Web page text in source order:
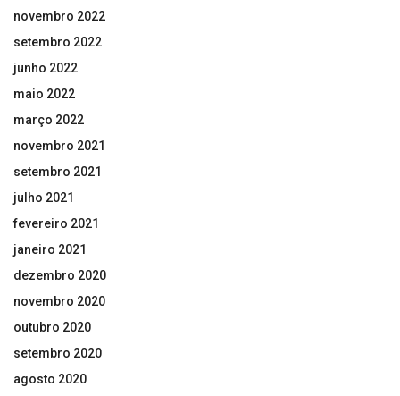
novembro 2022
setembro 2022
junho 2022
maio 2022
março 2022
novembro 2021
setembro 2021
julho 2021
fevereiro 2021
janeiro 2021
dezembro 2020
novembro 2020
outubro 2020
setembro 2020
agosto 2020